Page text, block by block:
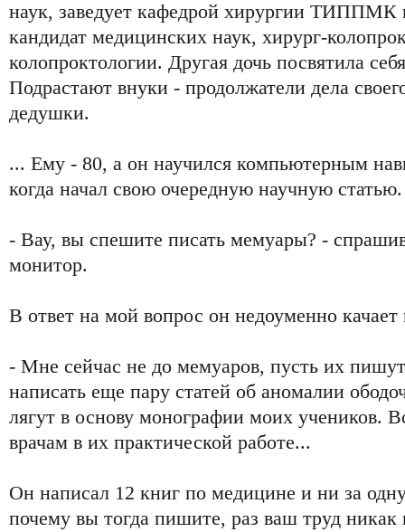
наук, заведует кафедрой хирургии ТИППМК
кандидат медицинских наук, хирург-
колопроктологии. Другая дочь посвятила
Подрастают внуки - продолжатели дела
дедушки.
... Ему - 80, а он научился компьютерным
когда начал свою очередную научную статью.
- Вау, вы спешите писать мемуары? -
монитор.
В ответ на мой вопрос он недоуменно качает
- Мне сейчас не до мемуаров, пусть их
написать еще пару статей об аномалии
лягут в основу монографии моих учеников.
врачам в их практической работе...
Он написал 12 книг по медицине и ни за
почему вы тогда пишите, раз ваш труд никак